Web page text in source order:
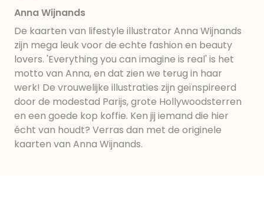
Anna Wijnands
De kaarten van lifestyle illustrator Anna Wijnands
zijn mega leuk voor de echte fashion en beauty
lovers. 'Everything you can imagine is real' is het
motto van Anna, en dat zien we terug in haar
werk! De vrouwelijke illustraties zijn geïnspireerd
door de modestad Parijs, grote Hollywoodsterren
en een goede kop koffie. Ken jij iemand die hier
écht van houdt? Verras dan met de originele
kaarten van Anna Wijnands.